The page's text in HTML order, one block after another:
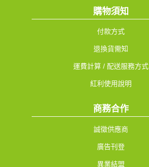
購物須知
付款方式
退換貨需知
運費計算 / 配送服務方式
紅利使用說明
商務合作
誠徵供應商
廣告刊登
異業結盟